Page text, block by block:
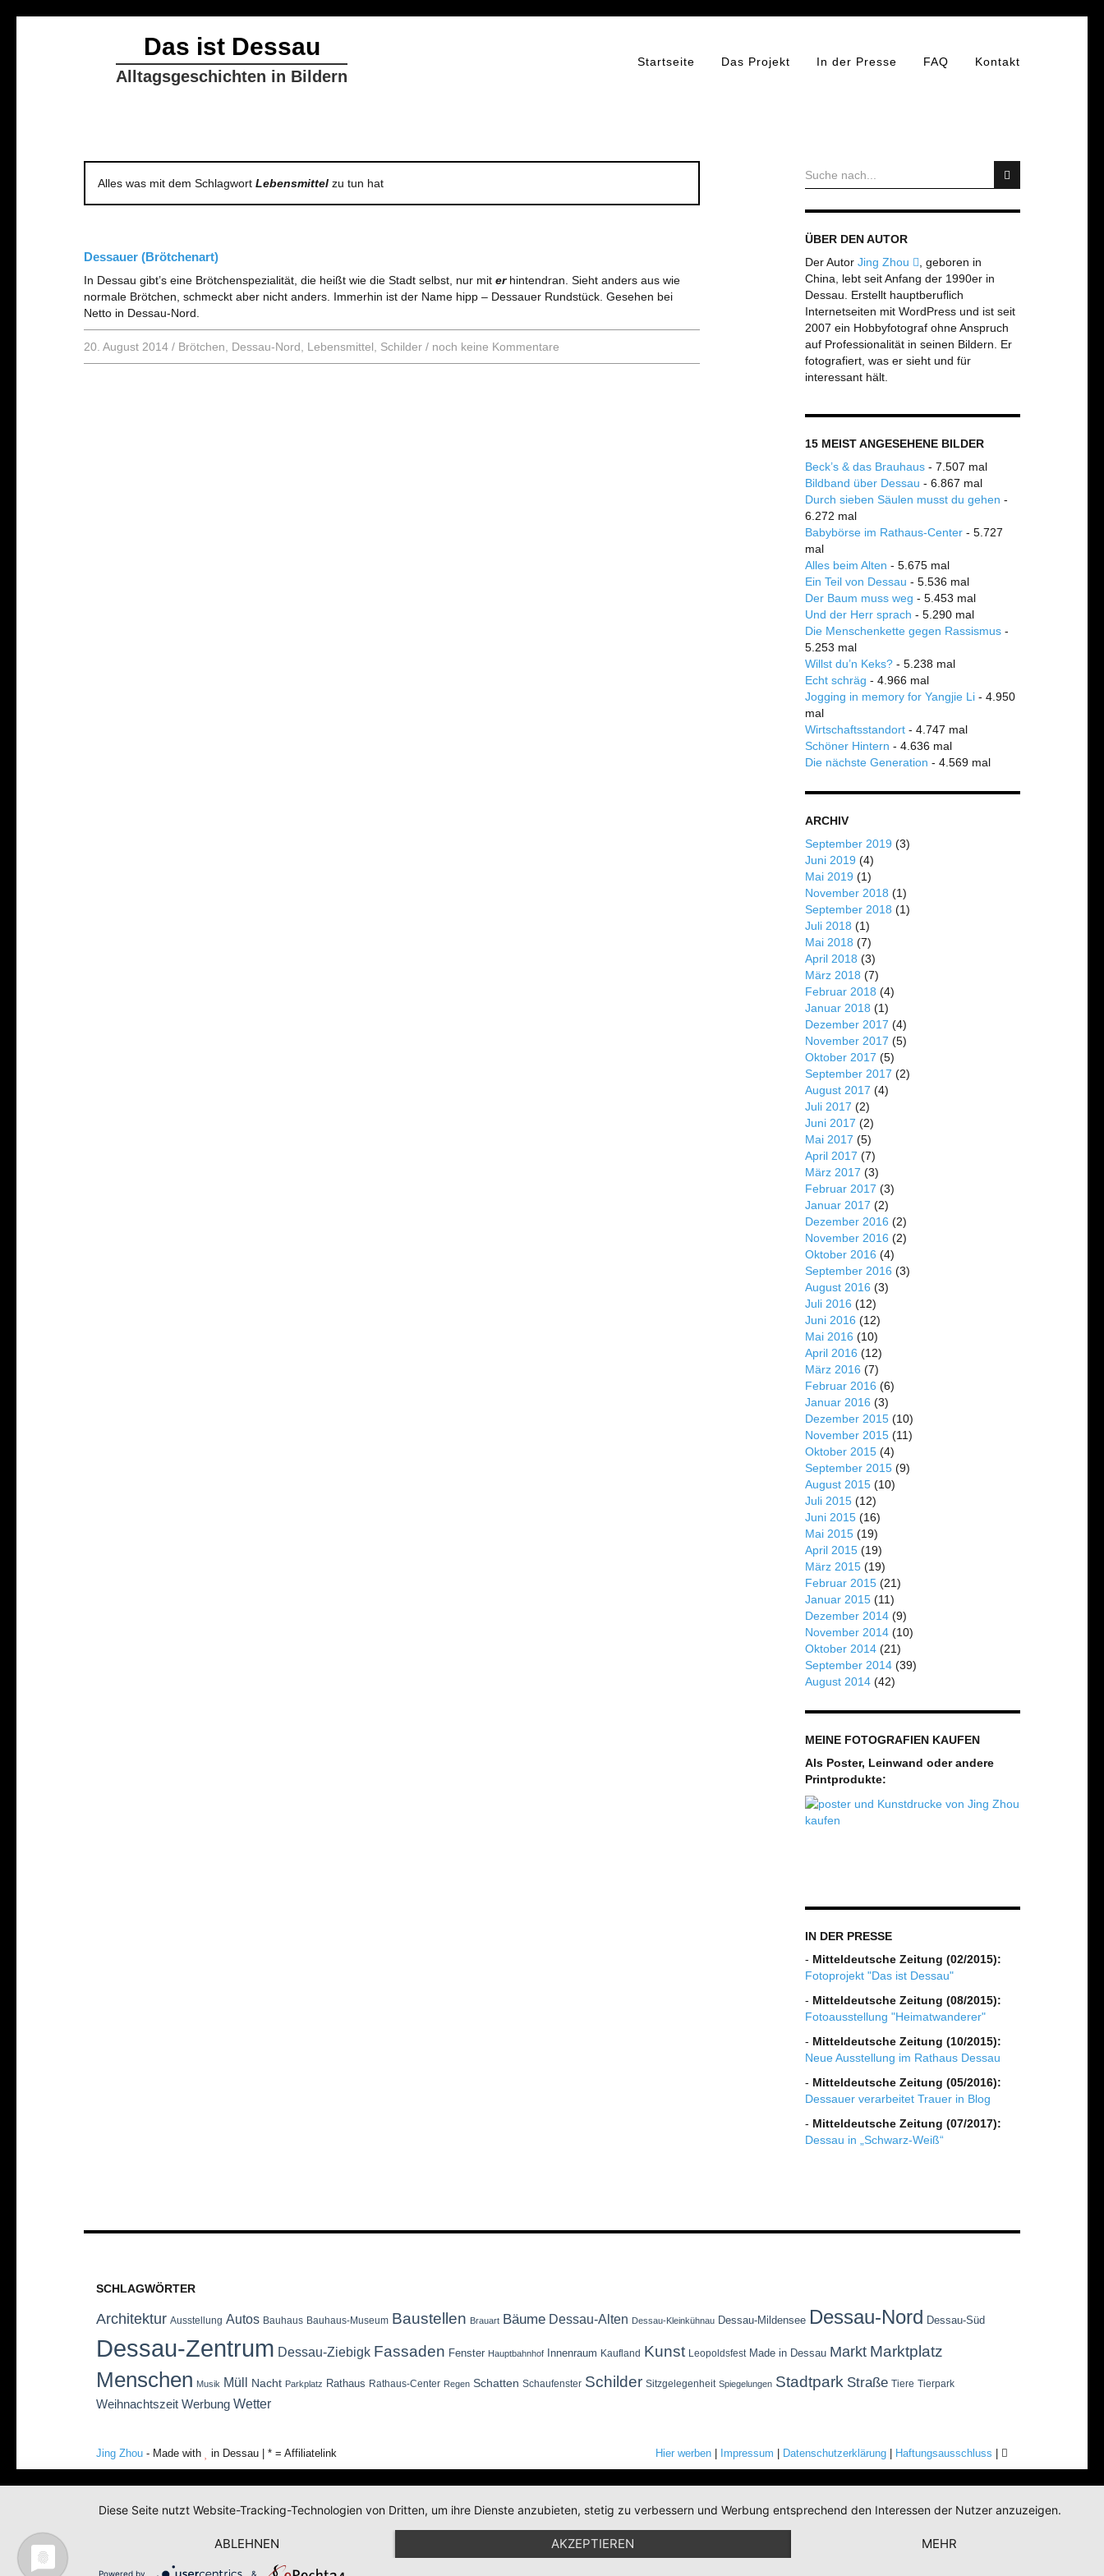
Das ist Dessau
Alltagsgeschichten in Bildern
Startseite Das Projekt In der Presse FAQ Kontakt
Alles was mit dem Schlagwort Lebensmittel zu tun hat
Dessauer (Brötchenart)
In Dessau gibt’s eine Brötchenspezialität, die heißt wie die Stadt selbst, nur mit erhintendran. Sieht anders aus wie
normale Brötchen, schmeckt aber nicht anders. Immerhin ist der Name hipp – Dessauer Rundstück. Gesehen bei
Netto in Dessau-Nord.
20. August 2014 / Brötchen Dessau-Nord Lebensmittel Schilder / noch keine Kommentare
ÜBER DEN AUTOR
Der Autor Jing Zhou
, geboren in
China, lebt seit Anfang der 1990er in
Dessau. Erstellt hauptberuflich
Internetseiten mit WordPress und ist seit
2007 ein Hobbyfotograf ohne Anspruch
auf Professionalität in seinen Bildern. Er
fotografiert, was er sieht und für
interessant hält.
15 MEIST ANGESEHENE BILDER
Beck’s & das Brauhaus- 7.507 mal
Bildband über Dessau - 6.867 mal
Durch sieben Säulen musst du gehen -
6.272 mal
Babybörse im Rathaus-Center- 5.727
mal
Alles beim Alten - 5.675 mal
Ein Teil von Dessau - 5.536 mal
Der Baum muss weg - 5.453 mal
Und der Herr sprach - 5.290 mal
Die Menschenkette gegen Rassismus-
5.253 mal
Willst du’n Keks?- 5.238 mal
Echt schräg - 4.966 mal
Jogging in memory for Yangjie Li- 4.950
mal
Wirtschaftsstandort- 4.747 mal
Schöner Hintern - 4.636 mal
Die nächste Generation - 4.569 mal
ARCHIV
September 2019 (3)
Juni 2019 (4)
Mai 2019 (1)
November 2018 (1)
September 2018 (1)
Juli 2018 (1)
Mai 2018 (7)
April 2018 (3)
März 2018 (7)
Februar 2018 (4)
Januar 2018 (1)
Dezember 2017 (4)
November 2017 (5)
Oktober 2017 (5)
September 2017 (2)
August 2017 (4)
Juli 2017 (2)
Juni 2017 (2)
Mai 2017 (5)
April 2017 (7)
März 2017 (3)
Februar 2017 (3)
Januar 2017 (2)
Dezember 2016 (2)
November 2016 (2)
Oktober 2016 (4)
September 2016 (3)
August 2016 (3)
Juli 2016 (12)
Juni 2016 (12)
Mai 2016 (10)
April 2016 (12)
März 2016 (7)
Februar 2016 (6)
Januar 2016 (3)
Dezember 2015(10)
November 2015(11)
Oktober 2015(4)
September 2015(9)
August 2015(10)
Juli 2015(12)
Juni 2015(16)
Mai 2015(19)
April 2015(19)
März 2015(19)
Februar 2015(21)
Januar 2015(11)
Dezember 2014(9)
November 2014(10)
Oktober 2014(21)
September 2014(39)
August 2014(42)
MEINE FOTOGRAFIEN KAUFEN
Als Poster, Leinwand oder andere
Printprodukte:
IN DER PRESSE
- Mitteldeutsche Zeitung (02/2015):
Fotoprojekt "Das ist Dessau"
- Mitteldeutsche Zeitung (08/2015):
Fotoausstellung "Heimatwanderer"
- Mitteldeutsche Zeitung (10/2015):
Neue Ausstellung im Rathaus Dessau
- Mitteldeutsche Zeitung (05/2016):
Dessauer verarbeitet Trauer in Blog
- Mitteldeutsche Zeitung (07/2017):
Dessau in „Schwarz-Weiß“
SCHLAGWÖRTER
Architektur Ausstellung Autos Bauhaus Bauhaus-Museum Baustellen Brauart Bäume Dessau-Alten Dessau-Kleinkühnau Dessau-Mildensee Dessau-Nord Dessau-Süd
Dessau-Zentrum Dessau-Ziebigk Fassaden Fenster Hauptbahnhof Innenraum Kaufland Kunst Leopoldsfest Made in Dessau Markt Marktplatz
Menschen Musik Müll Nacht Parkplatz Rathaus Rathaus-Center Regen Schatten Schaufenster Schilder Sitzgelegenheit Spiegelungen Stadtpark Straße Tiere Tierpark
Weihnachtszeit Werbung Wetter
Jing Zhou - Made with in Dessau | * = Affiliatelink Hier werben Impressum Datenschutzerklärung Haftungsausschluss
Diese Seite nutzt Website-Tracking-Technologien von Dritten, um ihre Dienste anzubieten, stetig zu verbessern und Werbung entsprechend den Interessen der Nutzer anzuzeigen.
ABLEHNEN AKZEPTIEREN MEHR
Powered by &